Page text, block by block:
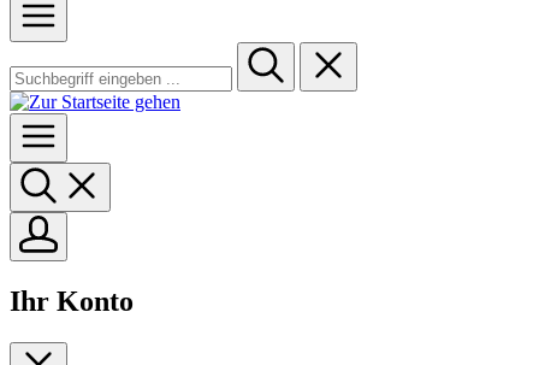
Ihr Konto